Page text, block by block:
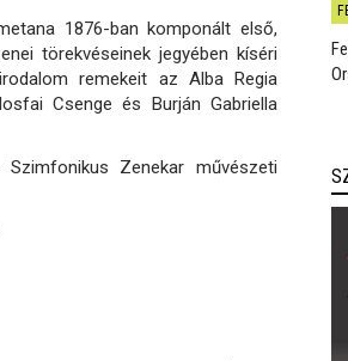
1876-ban komponált első,
törekvéseinek jegyében kíséri
remekeit az Alba Regia
Csenge és Burján Gabriella
Zenekar művészeti